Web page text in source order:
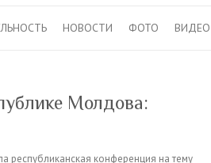
НОВОСТИ ФОТО ВИДЕО
Молдова:
конференция на тему